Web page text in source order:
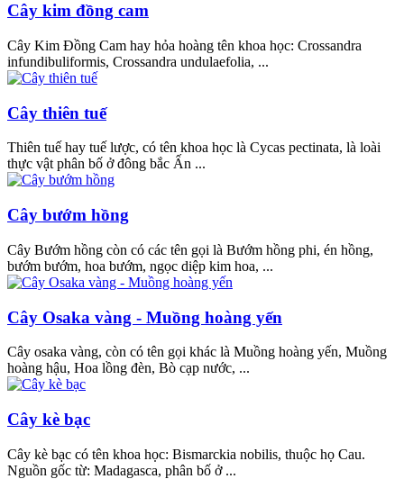
Cây kim đồng cam
Cây Kim Đồng Cam hay hỏa hoàng tên khoa học: Crossandra
infundibuliformis, Crossandra undulaefolia, ...
Cây thiên tuế
Thiên tuế hay tuế lược, có tên khoa học là Cycas pectinata, là loài
thực vật phân bố ở đông bắc Ấn ...
Cây bướm hồng
Cây Bướm hồng còn có các tên gọi là Bướm hồng phi, én hồng,
bướm bướm, hoa bướm, ngọc diệp kim hoa, ...
Cây Osaka vàng - Muồng hoàng yến
Cây osaka vàng, còn có tên gọi khác là Muồng hoàng yến, Muồng
hoàng hậu, Hoa lồng đèn, Bò cạp nước, ...
Cây kè bạc
Cây kè bạc có tên khoa học: Bismarckia nobilis, thuộc họ Cau.
Nguồn gốc từ: Madagasca, phân bố ở ...